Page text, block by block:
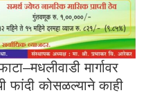
मार्गावर
फांदी कोसळल्याने काही